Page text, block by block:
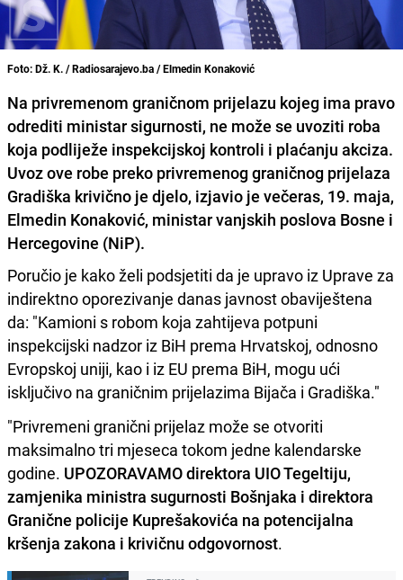
Foto: Dž. K. / Radiosarajevo.ba / Elmedin Konaković
Na privremenom graničnom prijelazu kojeg ima pravo
odrediti ministar sigurnosti, ne može se uvoziti roba
koja podliježe inspekcijskoj kontroli i plaćanju akciza.
Uvoz ove robe preko privremenog graničnog prijelaza
Gradiška krivično je djelo, izjavio je večeras, 19. maja,
Elmedin Konaković, ministar vanjskih poslova Bosne i
Hercegovine (NiP).
Poručio je kako želi podsjetiti da je upravo iz Uprave za
indirektno oporezivanje danas javnost obaviještena
da: "Kamioni s robom koja zahtijeva potpuni
inspekcijski nadzor iz BiH prema Hrvatskoj, odnosno
Evropskoj uniji, kao i iz EU prema BiH, mogu ući
isključivo na graničnim prijelazima Bijača i Gradiška."
"Privremeni granični prijelaz može se otvoriti
maksimalno tri mjeseca tokom jedne kalendarske
godine. UPOZORAVAMO direktora UIO Tegeltiju,
zamjenika ministra sugurnosti Bošnjaka i direktora
Granične policije Kuprešakovića na potencijalna
kršenja zakona i krivičnu odgovornost.